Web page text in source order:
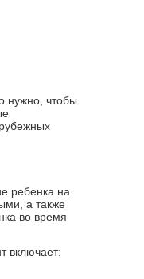
нужно, чтобы
ребенка на
а также
во время
включает: